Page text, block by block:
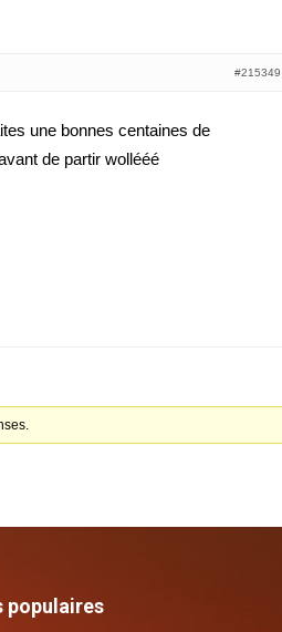
#215349
une bonnes centaines de
de partir wollééé
populaires